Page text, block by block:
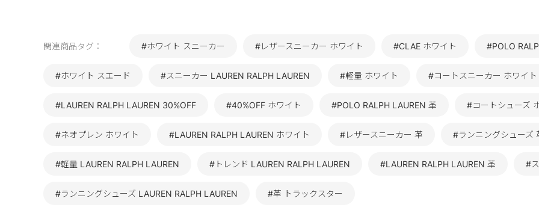
関連商品タグ： #ホワイト スニーカー #レザースニーカー ホワイト #CLAE ホワイト #POLO
#ホワイト スエード #スニーカー LAUREN RALPH LAUREN #軽量 ホワイト #コートスニーカー ホワイト
#LAUREN RALPH LAUREN 30%OFF #40%OFF ホワイト #POLO RALPH LAUREN 革 #コートシューズ
#ネオプレン ホワイト #LAUREN RALPH LAUREN ホワイト #レザースニーカー 革 #ランニングシューズ
#軽量 LAUREN RALPH LAUREN #トレンド LAUREN RALPH LAUREN #LAUREN RALPH LAUREN 革 #
#ランニングシューズ LAUREN RALPH LAUREN #革 トラックスター